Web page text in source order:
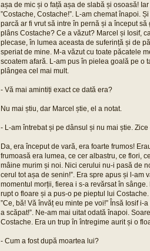
așa de mic și o față așa de slabă și osoasă!
”Costache, Costache!”. L-am chemat înapoi.
parcă ar fi vrut să intre în pernă și a început
plâns Costache? Ce a văzut? Marcel și Iosif,
plecase, în lumea aceasta de suferință și de
speriat de mine. M-a văzut cu toate păcatele
scoatem afară. L-am pus în pielea goală pe o
plângea cel mai mult.
- Vă mai amintiți exact ce dată era?
Nu mai știu, dar Marcel știe, el a notat.
- L-am întrebat și pe dânsul și nu mai știe.
Da, era început de vară, era foarte frumos!
frumoasă era lumea, ce cer albastru, ce flori,
mâine murim și noi. Nici cerului nu-i pasă de
cerul tot așa de senin!”. Era spre apus și l-am
momentul morții, fierea i s-a revărsat în
rupt o floare și a pus-o pe pieptul lui
”Ce, bă! Vă învăț eu minte pe voi!” Însă Iosif
a scăpat!”. Ne-am mai uitat odată înapoi.
Costache. Era un trup în întregime aurit și o
- Cum a fost după moartea lui?